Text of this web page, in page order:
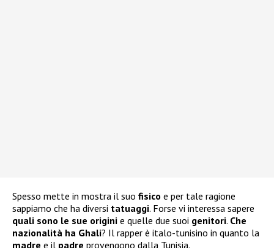
Spesso mette in mostra il suo fisico e per tale ragione
sappiamo che ha diversi tatuaggi. Forse vi interessa sapere
quali sono le sue origini e quelle due suoi genitori. Che
nazionalità ha Ghali? Il rapper è italo-tunisino in quanto la
madre e il padre provengono dalla Tunisia.